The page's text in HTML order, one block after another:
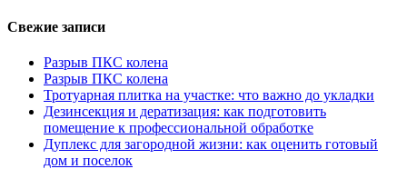
Свежие записи
Разрыв ПКС колена
Разрыв ПКС колена
Тротуарная плитка на участке: что важно до укладки
Дезинсекция и дератизация: как подготовить
помещение к профессиональной обработке
Дуплекс для загородной жизни: как оценить готовый
дом и поселок